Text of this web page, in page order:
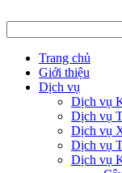
Trang chủ
Giới thiệu
Dịch vụ
Dịch vụ
Dịch vụ
Dịch vụ
Dịch vụ
Dịch vụ